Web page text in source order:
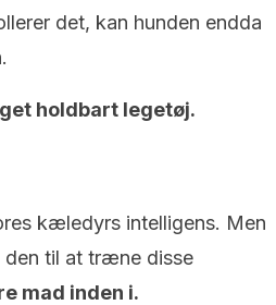
det, kan hunden endda
holdbart legetøj.
kæledyrs intelligens. Men
til at træne disse
mad inden i.